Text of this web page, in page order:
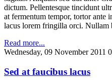
dictum. Pellentesque tincidunt
at fermentum tempor, tortor ante
lacus lorem fringilla orci. Nullam
Read more...
Wednesday, 09 November 2011
Sed at faucibus lacus